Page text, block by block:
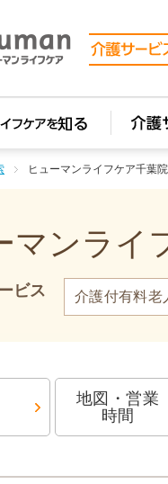
ヒューマンライフケア千葉
マンライ
ビス 介護付有料老
地図・営業
時間